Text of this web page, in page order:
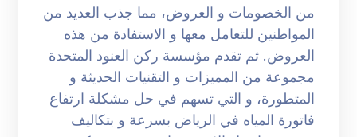
من الخصومات و العروض، مما جذب العديد من
المواطنين للتعامل معها و الاستفادة من هذه
العروض. ثم تقدم مؤسسة ركن العنود المتحدة
مجموعة من المميزات و التقنيات الحديثة و
المتطورة، و التي تسهم في حل مشكلة ارتفاع
فاتورة المياه في الرياض بسرعة و بتكاليف